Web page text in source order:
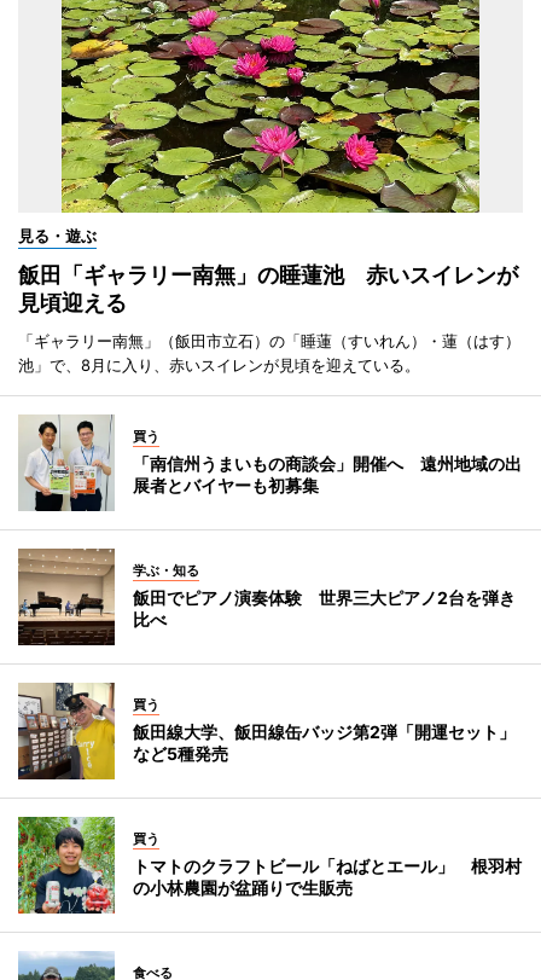
見る・遊ぶ
飯田「ギャラリー南無」の睡蓮池 赤いスイレンが
見頃迎える
「ギャラリー南無」（飯田市立石）の「睡蓮（すいれん）・蓮（はす）
池」で、8月に入り、赤いスイレンが見頃を迎えている。
買う
「南信州うまいもの商談会」開催へ 遠州地域の出
展者とバイヤーも初募集
学ぶ・知る
飯田でピアノ演奏体験 世界三大ピアノ2台を弾き
比べ
買う
飯田線大学、飯田線缶バッジ第2弾「開運セット」
など5種発売
買う
トマトのクラフトビール「ねばとエール」 根羽村
の小林農園が盆踊りで生販売
食べる